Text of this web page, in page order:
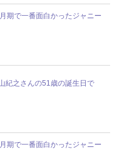
期で一番面白かったジャニー
紀之さんの51歳の誕生日で
期で一番面白かったジャニー